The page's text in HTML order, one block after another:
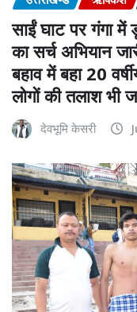
साईं घाट पर गंगा
का सर्च अभियान
बहाव में बहा 20
लोगों की तलाश भी
देवभूमि केसरी